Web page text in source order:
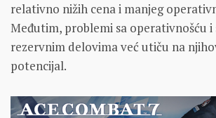
relativno nižih cena i manjeg
Međutim, problemi sa operativnošću i
rezervnim delovima već utiču na
potencijal.